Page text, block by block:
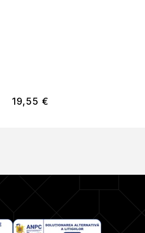
19,55 €